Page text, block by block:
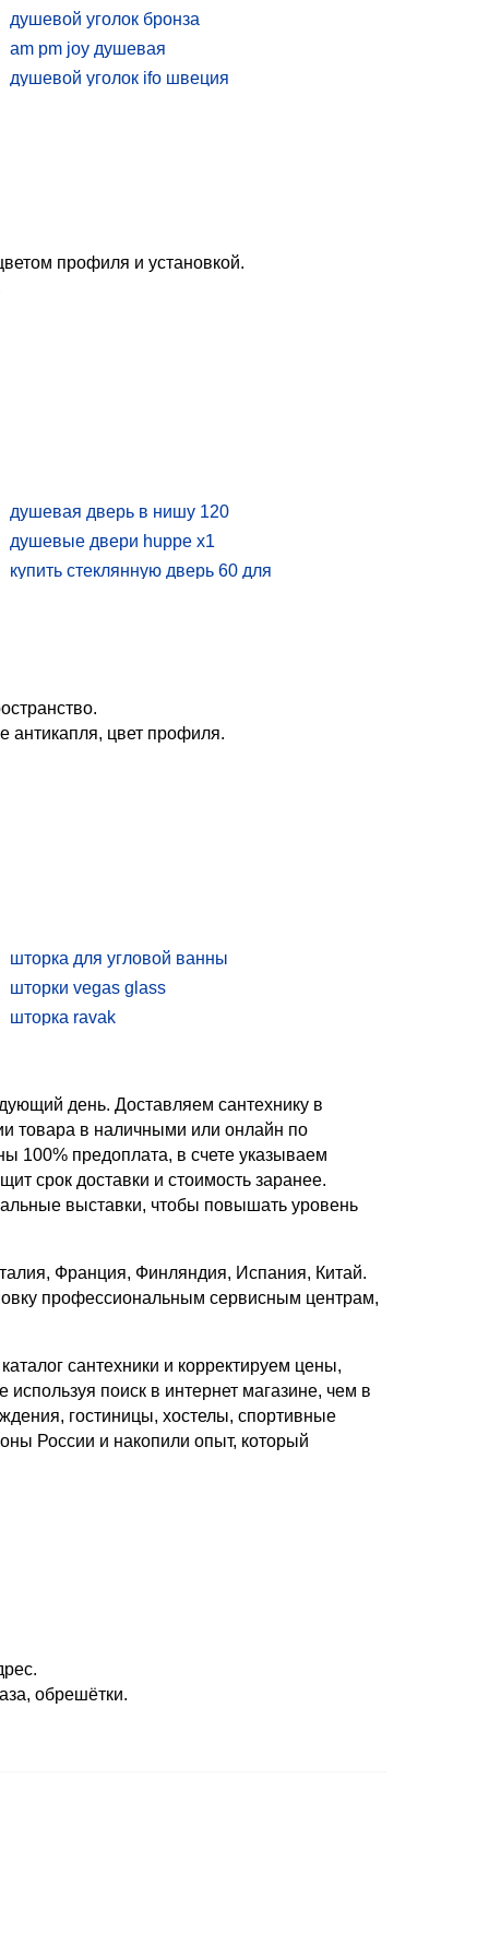
душевой уголок бронза
am pm joy душевая
душевой уголок ifo швеция
душевое ограждение vegas
душевой уголок с поддоном угловой
good door душевые ограждения
душевая ширма с поддоном 120х80
профиля и установкой.
душевая дверь в нишу 120
душевые двери huppe x1
купить стеклянную дверь 60 для
душевые двери vegas
двери для душа 70
антикапля, цвет профиля.
шторка для угловой ванны
шторки vegas glass
шторка ravak
шторка для ванны стеклянная
шторка weltwasser
шторка для ванной раздвижная
belbagno шторки
день. Доставляем сантехнику в
товара в наличными или онлайн по
100% предоплата, в счете указываем
срок доставки и стоимость заранее.
выставки, чтобы повышать уровень
Франция, Финляндия, Испания, Китай.
профессиональным сервисным центрам,
сантехники и корректируем цены,
поиск в интернет магазине, чем в
гостиницы, хостелы, спортивные
России и накопили опыт, который
обрешётки.